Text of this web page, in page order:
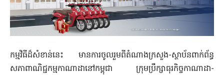
កម្មវិធីដ៏សំខាន់នេះ មានការចូលរួមពីតំណាងក្រសួង-ស្ថាប័នពាក់ព័ន្ធ
សភាពាណិជ្ជកម្មកាណាដានៅកម្ពុជា ក្រុមប្រឹក្សាធុរកិច្ចកាណាដា-